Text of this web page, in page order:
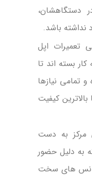
دستگاهشان،
نداشته باشد.
تعمیرات اپل
بسته اند تا
تمامی نیازها
بالاترین کیفیت
مرکز به دست
به دلیل حضور
های سخت